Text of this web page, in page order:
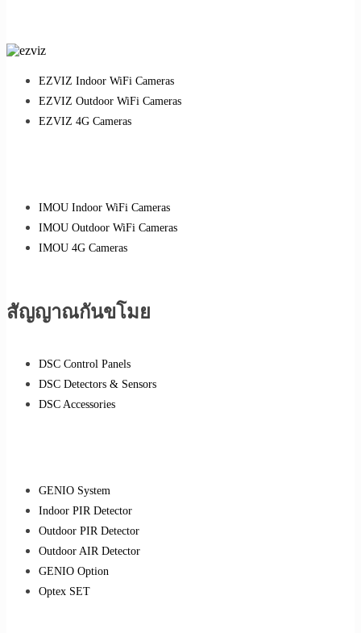
EZVIZ Indoor WiFi Cameras
EZVIZ Outdoor WiFi Cameras
EZVIZ 4G Cameras
IMOU Indoor WiFi Cameras
IMOU Outdoor WiFi Cameras
IMOU 4G Cameras
สัญญาณกันขโมย
DSC Control Panels
DSC Detectors & Sensors
DSC Accessories
GENIO System
Indoor PIR Detector
Outdoor PIR Detector
Outdoor AIR Detector
GENIO Option
Optex SET